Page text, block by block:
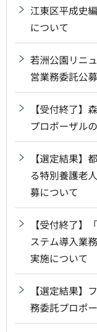
江東区平成史
について
若洲公園リニ
営業務委託公
【受付終了】
プロポーザル
【選定結果】
る特別養護老
募について
【受付終了】
ステム導入業
実施について
【選定結果】
務委託プロポ